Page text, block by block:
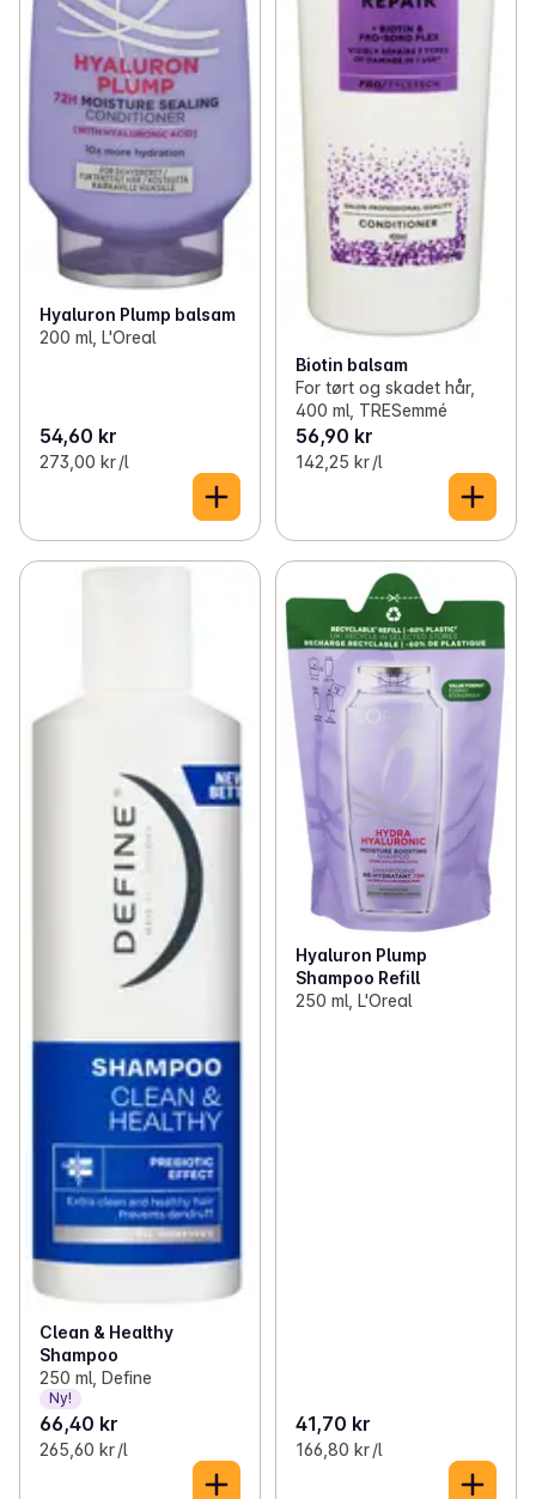
Hyaluron Plump balsam
200 ml, L'Oreal
54,60 kr
273,00 kr /l
Biotin balsam
For tørt og skadet hår,
400 ml, TRESemmé
56,90 kr
142,25 kr /l
Clean & Healthy
Shampoo
250 ml, Define
Ny!
66,40 kr
265,60 kr /l
Hyaluron Plump
Shampoo Refill
250 ml, L'Oreal
41,70 kr
166,80 kr /l